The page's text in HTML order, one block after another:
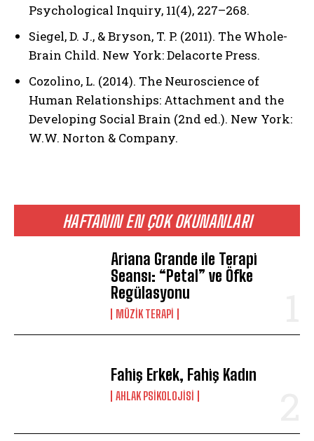
ABONE OL
HAFTANIN EN ÇOK OKUNANLARI
Ariana Grande ile Terapi
Seansı: “Petal” ve Öfke
Regülasyonu
MÜZIK TERAPI
Fahiş Erkek, Fahiş Kadın
AHLAK PSIKOLOJISI
Psychological Inquiry, 11(4), 227–268.
Siegel, D. J., & Bryson, T. P. (2011). The Whole-
Brain Child. New York: Delacorte Press.
Cozolino, L. (2014). The Neuroscience of
Human Relationships: Attachment and the
Developing Social Brain (2nd ed.). New York:
W.W. Norton & Company.